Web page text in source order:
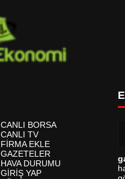
CANLI BORSA
CANLI TV
FİRMA EKLE
GAZETELER
HAVA DURUMU
GİRİŞ YAP